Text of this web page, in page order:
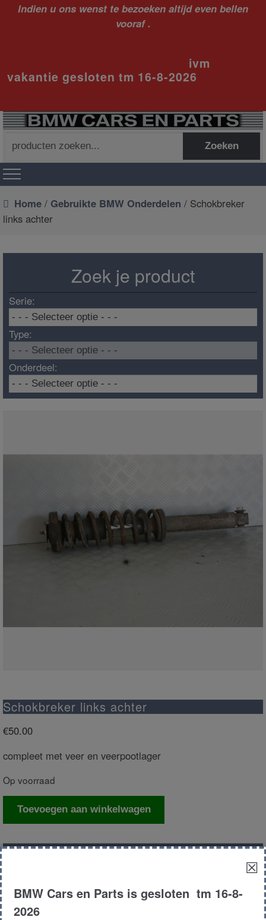
Indien u ons wenst te bezoeken altijd even bellen
vooraf .
ivm
vakantie gesloten tm 16-8-2026
naar:
Zoeken
Home / Gebruikte BMW Onderdelen / Schokbreker
links achter
Zoek je product
Serie:
Type:
Onderdeel:
Schokbreker links achter
€50.00
compleet met veer en veerpootlager
Op voorraad
Schokbreker
aantal
Toevoegen aan winkelwagen
Model :
☒
BMW Cars en Parts is gesloten tm 16-8-
2026